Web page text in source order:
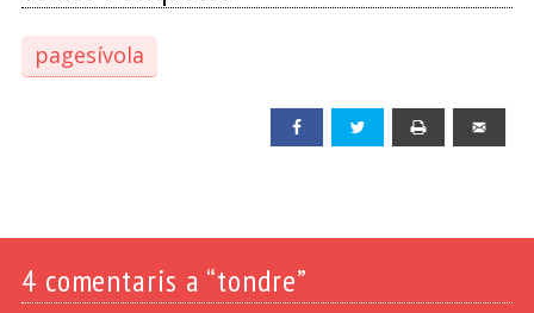
pagesívola
Facebook Twitter
4 comentaris a “tondre”